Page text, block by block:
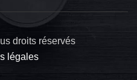
droits réservés
légales